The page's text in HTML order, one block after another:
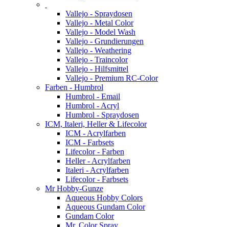
Vallejo - Spraydosen
Vallejo - Metal Color
Vallejo - Model Wash
Vallejo - Grundierungen
Vallejo - Weathering
Vallejo - Traincolor
Vallejo - Hilfsmittel
Vallejo - Premium RC-Color
Farben - Humbrol
Humbrol - Email
Humbrol - Acryl
Humbrol - Spraydosen
ICM, Italeri, Heller & Lifecolor
ICM - Acrylfarben
ICM - Farbsets
Lifecolor - Farben
Heller - Acrylfarben
Italeri - Acrylfarben
Lifecolor - Farbsets
Mr Hobby-Gunze
Aqueous Hobby Colors
Aqueous Gundam Color
Gundam Color
Mr. Color Spray